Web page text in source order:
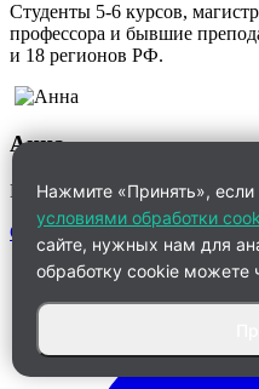
Студенты 5-6 курсов,
профессора и бывшие
и 18 регионов РФ.
Анна
Менеджер по работе с
Связаться
Нажмите «Принять», если
условиями обработки
сайте, нужных нам для
обработку cookie можете